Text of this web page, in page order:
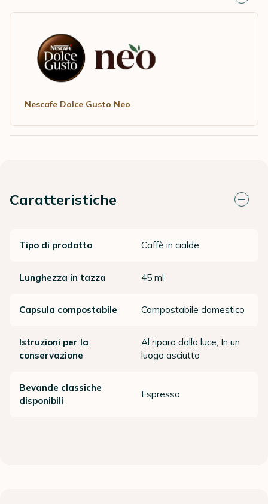
Nescafe Dolce Gusto Neo
Caratteristiche
Tipo di prodotto Caffè in cialde
Lunghezza in tazza 45 ml
Capsula compostabile Compostabile domestico
Istruzioni per la
conservazione
Al riparo dalla luce, In un
luogo asciutto
Bevande classiche
disponibili
Espresso